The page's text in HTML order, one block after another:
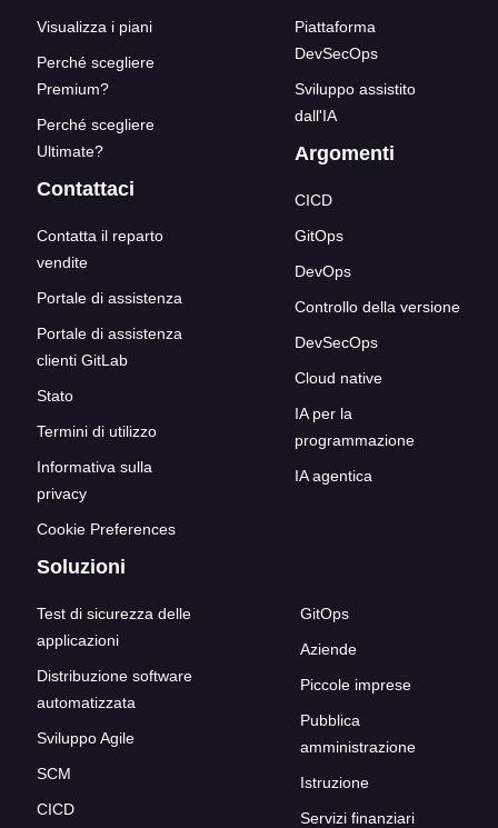
Visualizza i piani
Perché scegliere
Premium?
Perché scegliere
Ultimate?
Contattaci
Contatta il reparto
vendite
Portale di assistenza
Portale di assistenza
clienti GitLab
Stato
Termini di utilizzo
Informativa sulla
privacy
Cookie Preferences
Piattaforma
DevSecOps
Sviluppo assistito
dall'IA
Argomenti
CICD
GitOps
DevOps
Controllo della versione
DevSecOps
Cloud native
IA per la
programmazione
IA agentica
Soluzioni
Test di sicurezza delle
applicazioni
Distribuzione software
automatizzata
Sviluppo Agile
SCM
CICD
GitOps
Aziende
Piccole imprese
Pubblica
amministrazione
Istruzione
Servizi finanziari